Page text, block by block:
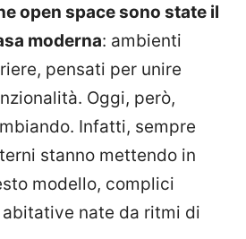
open space sono state il
moderna: ambienti
pensati per unire
Oggi, però,
Infatti, sempre
stanno mettendo in
modello, complici
nate da ritmi di